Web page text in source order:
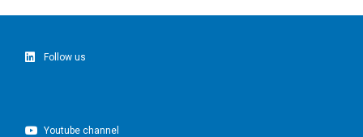
Follow us
Youtube channel